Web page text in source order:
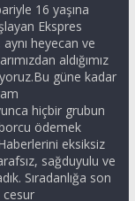
16 yaşına
Ekspres
aynı heyecan ve
aldığımız
güne kadar
hiçbir grubun
ödemek
eksiksiz
sağduyulu ve
Sıradanlığa son
cesur